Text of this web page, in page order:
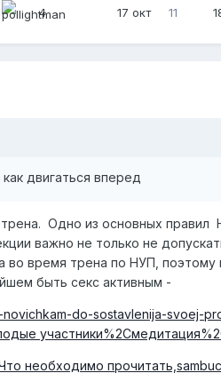
4 17 окт 11
двигаться вперед
Одно из основных
важно не только не
время трена по НУП, поэтому
быть секс активным -
do-sostavlenija-svoej-
необходимо